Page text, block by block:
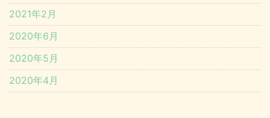
2021年2月
2020年6月
2020年5月
2020年4月